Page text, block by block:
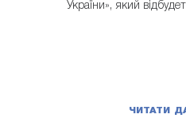
України», який
ЧИТАТИ